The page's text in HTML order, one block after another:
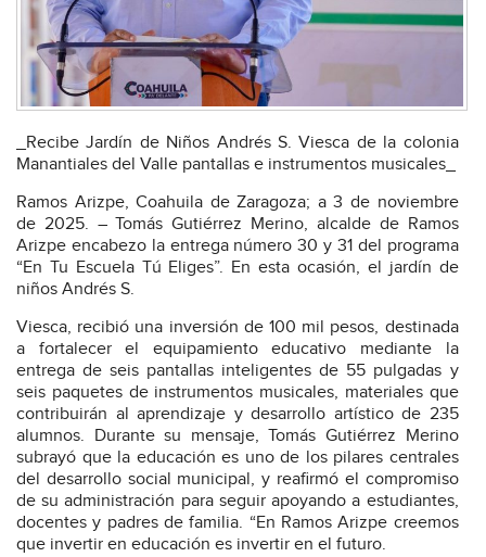
_Recibe Jardín de Niños Andrés S. Viesca de la colonia
Manantiales del Valle pantallas e instrumentos musicales_
Ramos Arizpe, Coahuila de Zaragoza; a 3 de noviembre
de 2025. – Tomás Gutiérrez Merino, alcalde de Ramos
Arizpe encabezo la entrega número 30 y 31 del programa
“En Tu Escuela Tú Eliges”. En esta ocasión, el jardín de
niños Andrés S.
Viesca, recibió una inversión de 100 mil pesos, destinada
a fortalecer el equipamiento educativo mediante la
entrega de seis pantallas inteligentes de 55 pulgadas y
seis paquetes de instrumentos musicales, materiales que
contribuirán al aprendizaje y desarrollo artístico de 235
alumnos. Durante su mensaje, Tomás Gutiérrez Merino
subrayó que la educación es uno de los pilares centrales
del desarrollo social municipal, y reafirmó el compromiso
de su administración para seguir apoyando a estudiantes,
docentes y padres de familia. “En Ramos Arizpe creemos
que invertir en educación es invertir en el futuro.